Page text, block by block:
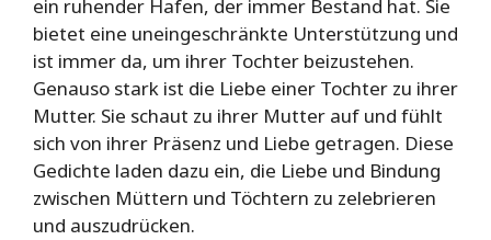
ein ruhender Hafen, der immer Bestand hat. Sie
bietet eine uneingeschränkte Unterstützung und
ist immer da, um ihrer Tochter beizustehen.
Genauso stark ist die Liebe einer Tochter zu ihrer
Mutter. Sie schaut zu ihrer Mutter auf und fühlt
sich von ihrer Präsenz und Liebe getragen. Diese
Gedichte laden dazu ein, die Liebe und Bindung
zwischen Müttern und Töchtern zu zelebrieren
und auszudrücken.